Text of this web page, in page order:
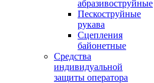
абразивоструйные
Пескоструйные
рукава
Сцепления
байонетные
Средства
индивидуальной
защиты оператора